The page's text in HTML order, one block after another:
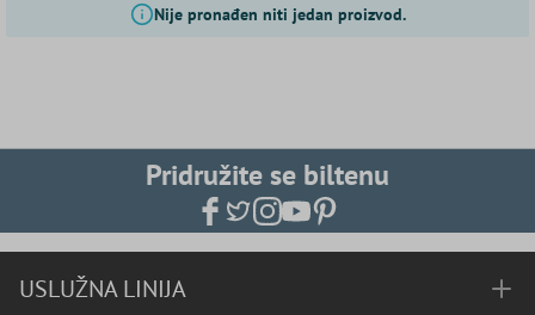
Nije pronađen niti jedan proizvod.
Pridružite se biltenu
USLUŽNA LINIJA